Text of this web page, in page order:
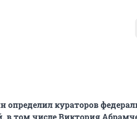
кураторов
в том числе Виктория